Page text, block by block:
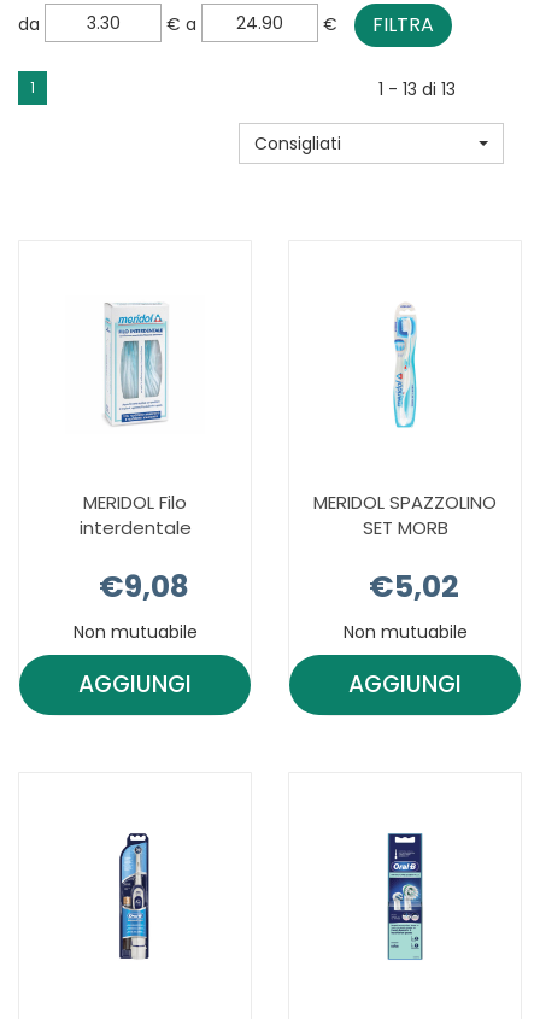
filtra
da
da €
a
a €
1 1 - 13 di 13
Consigliati
MERIDOL Filo
interdentale
€9,08
Non mutuabile
AGGIUNGIAGGIUNGI MERIDOL
MERIDOL SPAZZOLINO
SET MORB
€5,02
Non mutuabile
AGGIUNGIAGGIUNGI
CARRELLO